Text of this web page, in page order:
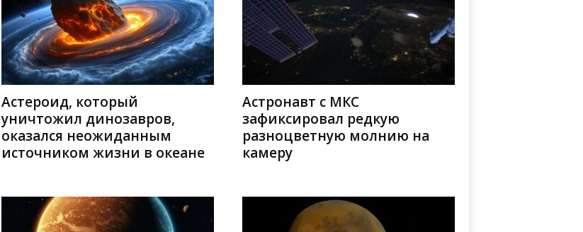
Астероид, который
уничтожил динозавров,
оказался неожиданным
источником жизни в океане
Астронавт с МКС
зафиксировал редкую
разноцветную молнию на
камеру